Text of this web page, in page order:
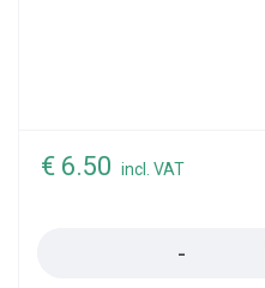
€ 6.50 incl. VAT